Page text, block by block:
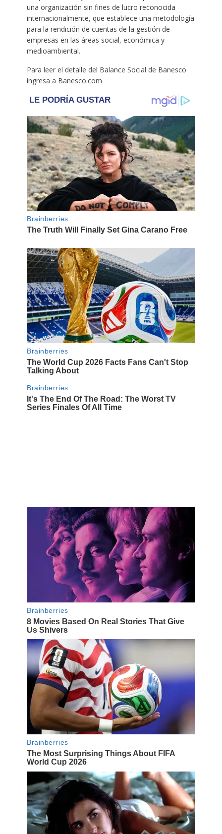
una organización sin fines de lucro reconocida
internacionalmente, que establece una metodología
para la rendición de cuentas de la gestión de
empresas en las áreas social, económica y
medioambiental.
Para leer el detalle del Balance Social de Banesco
ingresa a Banesco.com